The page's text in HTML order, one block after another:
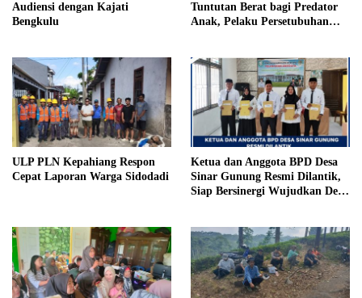
Audiensi dengan Kajati
Bengkulu
Tuntutan Berat bagi Predator
Anak, Pelaku Persetubuhan
Penjara
ULP PLN Kepahiang Respon
Cepat Laporan Warga Sidodadi
Ketua dan Anggota BPD Desa
Sinar Gunung Resmi Dilantik,
Siap Bersinergi Wujudkan Desa